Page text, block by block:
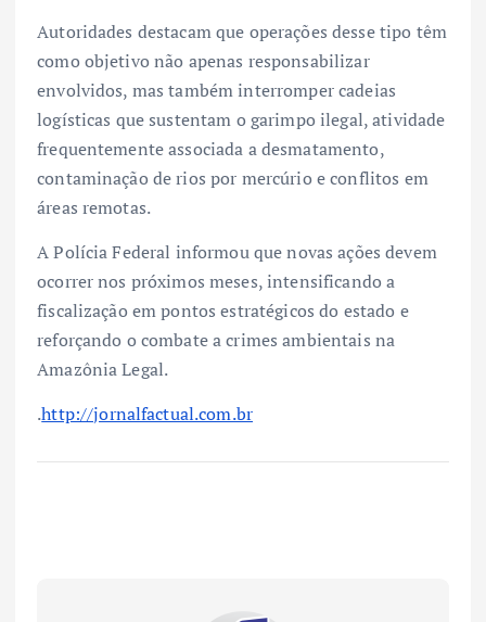
Autoridades destacam que operações desse tipo têm
como objetivo não apenas responsabilizar
envolvidos, mas também interromper cadeias
logísticas que sustentam o garimpo ilegal, atividade
frequentemente associada a desmatamento,
contaminação de rios por mercúrio e conflitos em
áreas remotas.
A Polícia Federal informou que novas ações devem
ocorrer nos próximos meses, intensificando a
fiscalização em pontos estratégicos do estado e
reforçando o combate a crimes ambientais na
Amazônia Legal.
.http://jornalfactual.com.br